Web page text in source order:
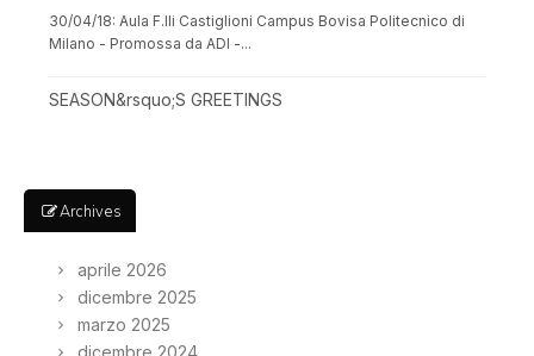
30/04/18: Aula F.lli Castiglioni Campus Bovisa Politecnico di
Milano - Promossa da ADI -...
SEASON&rsquo;S GREETINGS
Archives
aprile 2026
dicembre 2025
marzo 2025
dicembre 2024